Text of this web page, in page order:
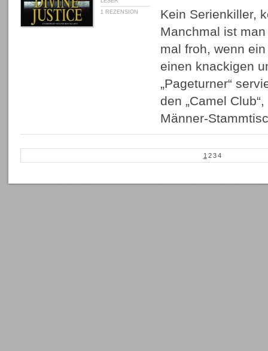
1 REZENSION
Kein Serienkiller,
Manchmal ist
mal froh, wenn
einen knackigen
„Pageturner“
den „Camel
Männer-
1 2 3 4